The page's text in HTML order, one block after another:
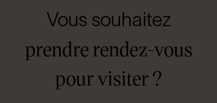
Je vends
Vous souhaitez
prendre rendez-vous
pour visiter ?